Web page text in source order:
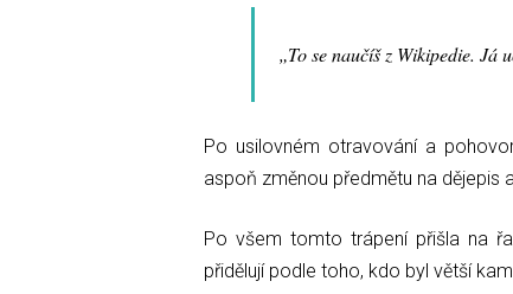
To se naučíš z Wikipedie. Já
Po usilovném otravování a
aspoň změnou předmětu na dějepis
Po všem tomto trápení přišla na
přidělují podle toho, kdo byl větší